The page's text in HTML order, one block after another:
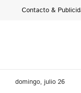
Contacto &
domingo, julio 26